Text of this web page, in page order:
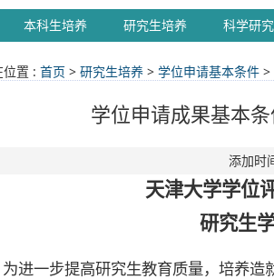
本科生培养 研究生培养 科学研究
位置 : 首页 > 研究生培养 > 学位申请基本条件 >
学位申请成果基本条
添加时
天津大学学位
研究生
为进一步提高研究生教育质量，培养